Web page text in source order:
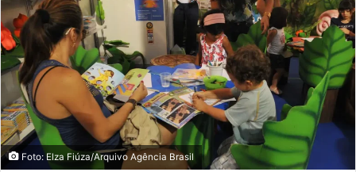
Foto: Elza Fiúza/Arquivo Agência Brasil